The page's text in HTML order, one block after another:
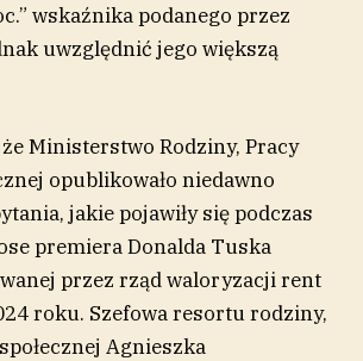
wskaźnika podanego przez
uwzględnić jego większą
Ministerstwo Rodziny, Pracy
opublikowało niedawno
jakie pojawiły się podczas
premiera Donalda Tuska
przez rząd waloryzacji rent
roku. Szefowa resortu rodziny,
Agnieszka